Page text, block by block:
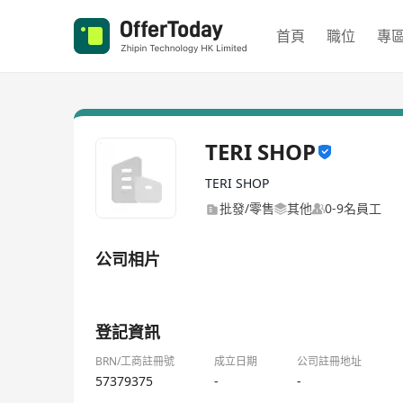
首頁 職位 專
TERI SHOP
TERI SHOP
批發/零售
其他 0-9名員工
公司相片
登記資訊
BRN/工商註冊號 成立日期 公司註冊地址
57379375 - -